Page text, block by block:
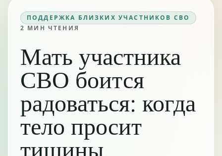
ПОДДЕРЖКА БЛИЗКИХ УЧАСТНИКОВ СВО
2 МИН ЧТЕНИЯ
Мать участника
СВО боится
радоваться: когда
тело просит
тишины